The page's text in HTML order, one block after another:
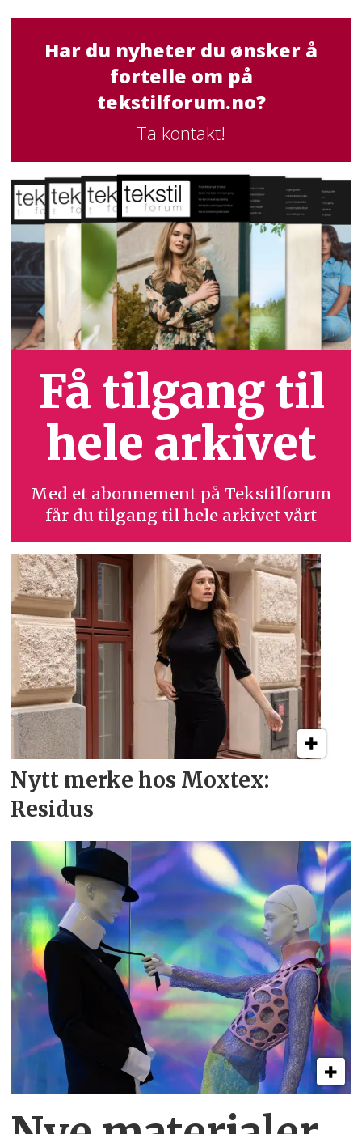
Har du nyheter du ønsker å
fortelle om på
tekstilforum.no?
Ta kontakt!
Få tilgang til
hele arkivet
Med et abonnement på Tekstilforum
får du tilgang til hele arkivet vårt
Nytt merke hos Moxtex:
Residus